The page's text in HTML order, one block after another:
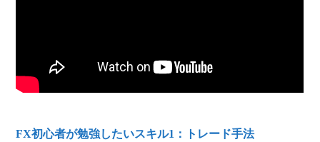
FX初心者が勉強したいスキル1：トレード手法